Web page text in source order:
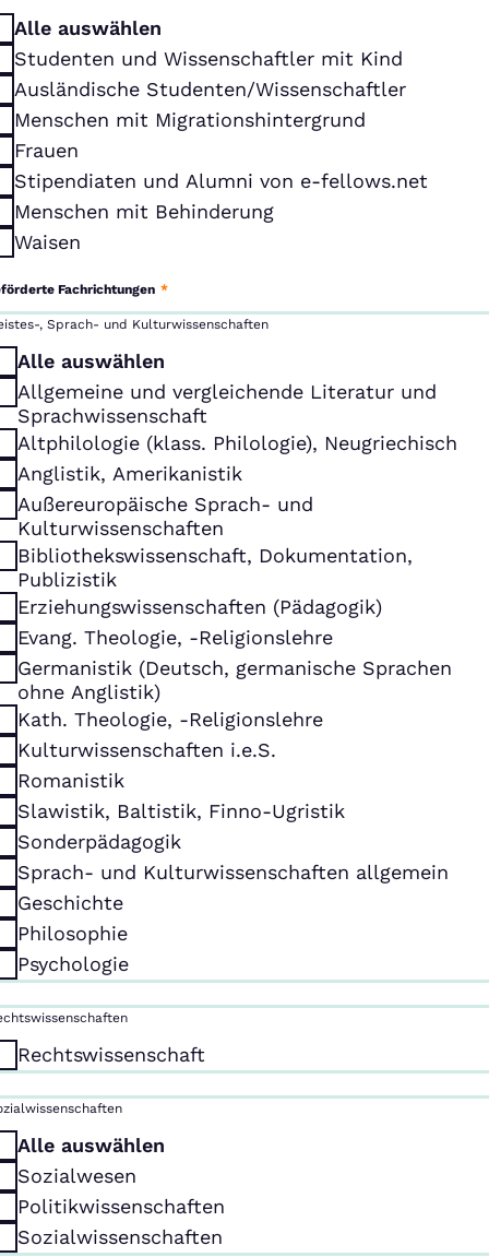
Alle auswählen
Studenten und Wissenschaftler mit Kind
Ausländische Studenten/Wissenschaftler
Menschen mit Migrationshintergrund
Frauen
Stipendiaten und Alumni von e-fellows.net
Menschen mit Behinderung
Waisen
Fachrichtungen *
, Sprach- und Kulturwissenschaften
Alle auswählen
Allgemeine und vergleichende Literatur und
Sprachwissenschaft
Altphilologie (klass. Philologie), Neugriechisch
Anglistik, Amerikanistik
Außereuropäische Sprach- und
Kulturwissenschaften
Bibliothekswissenschaft, Dokumentation,
Publizistik
Erziehungswissenschaften (Pädagogik)
Evang. Theologie, -Religionslehre
Germanistik (Deutsch, germanische Sprachen
ohne Anglistik)
Kath. Theologie, -Religionslehre
Kulturwissenschaften i.e.S.
Romanistik
Slawistik, Baltistik, Finno-Ugristik
Sonderpädagogik
Sprach- und Kulturwissenschaften allgemein
Geschichte
Philosophie
Psychologie
Rechtswissenschaft
Alle auswählen
Sozialwesen
Politikwissenschaften
Sozialwissenschaften